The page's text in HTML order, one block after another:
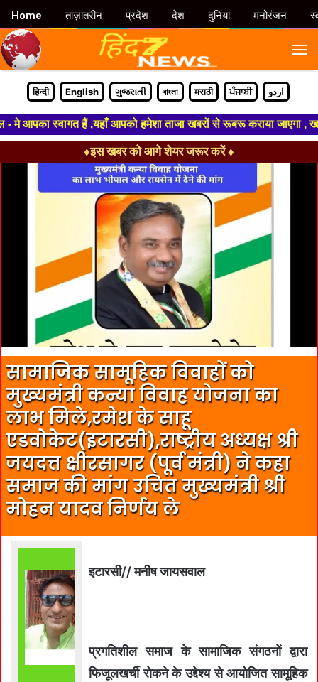
हिन्दी English ગુજરાતી বাংলা मराठी ਪੰਜਾਬੀ اردو
स्वागत हैं ,यहाँ आपको हमेशा ताजा खबरों से रूबरू कराया जाएगा ,
♦इस खबर को आगे शेयर जरूर करें ♦
सामाजिक सामूहिक विवाहों को
मुख्यमंत्री कन्या विवाह योजना का
लाभ मिले,रमेश के साहू
एडवोकेट(इटारसी),राष्ट्रीय अध्यक्ष श्री
जयदत्त क्षीरसागर (पूर्व मंत्री) ने कहा
समाज की मांग उचित मुख्यमंत्री श्री
मोहन यादव निर्णय ले
इटारसी// मनीष जायसवाल
प्रगतिशील समाज के सामाजिक संगठनों द्वारा
फिजूलखर्ची रोकने के उद्देश्य से आयोजित सामूहिक
Home ताज़ातरीन प्रदेश देश दुनिया मनोरंजन